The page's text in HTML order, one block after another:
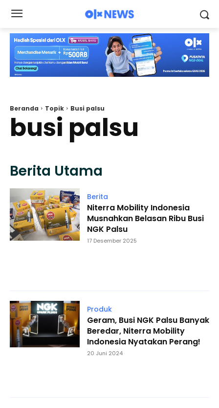
Beranda Topik Busi palsu
busi palsu
Berita Utama
Berita
Niterra Mobility Indonesia
Musnahkan Belasan Ribu Busi
NGK Palsu
17 Desember 2025
Produk
Geram, Busi NGK Palsu Banyak
Beredar, Niterra Mobility
Indonesia Nyatakan Perang!
20 Juni 2024